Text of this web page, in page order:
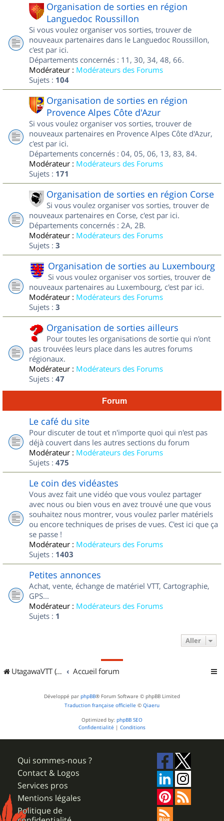
Organisation de sorties en région
Languedoc Roussillon
Si vous voulez organiser vos sorties, trouver de
nouveaux partenaires dans le Languedoc Roussillon,
c'est par ici.
Départements concernés : 11, 30, 34, 48, 66.
Modérateur : Modérateurs des Forums
Sujets : 104
Organisation de sorties en région
Provence Alpes Côte d'Azur
Si vous voulez organiser vos sorties, trouver de
nouveaux partenaires en Provence Alpes Côte d'Azur,
c'est par ici.
Départements concernés : 04, 05, 06, 13, 83, 84.
Modérateur : Modérateurs des Forums
Sujets : 171
Organisation de sorties en région Corse
Si vous voulez organiser vos sorties, trouver de
nouveaux partenaires en Corse, c'est par ici.
Départements concernés : 2A, 2B.
Modérateur : Modérateurs des Forums
Sujets : 3
Organisation de sorties au Luxembourg
Si vous voulez organiser vos sorties, trouver de
nouveaux partenaires au Luxembourg, c'est par ici.
Modérateur : Modérateurs des Forums
Sujets : 3
Organisation de sorties ailleurs
Pour toutes les organisations de sortie qui n'ont
pas trouvées leurs place dans les autres forums
régionaux.
Modérateur : Modérateurs des Forums
Sujets : 47
Forum
Le café du site
Pour discuter de tout et n'importe quoi qui n'est pas
déjà couvert dans les autres sections du forum
Modérateur : Modérateurs des Forums
Sujets : 475
Le coin des vidéastes
Vous avez fait une vidéo que vous voulez partager
avec nous ou bien vous en avez trouvé une que vous
souhaitez nous montrer, vous voulez parler matériels
ou encore techniques de prises de vues. C'est ici que ça
se passe !
Modérateur : Modérateurs des Forums
Sujets : 1403
Petites annonces
Achat, vente, échange de matériel VTT, Cartographie,
GPS...
Modérateur : Modérateurs des Forums
Sujets : 1
Aller
UtagawaVTT (Randos VTT et VTTAE avec traces GPS) Accueil forum
Développé par phpBB® Forum Software © phpBB Limited
Traduction française officielle © Qiaeru
Optimized by: phpBB SEO
Confidentialité | Conditions
Qui sommes-nous ?
Contact & Logos
Services pros
Mentions légales
Politique de